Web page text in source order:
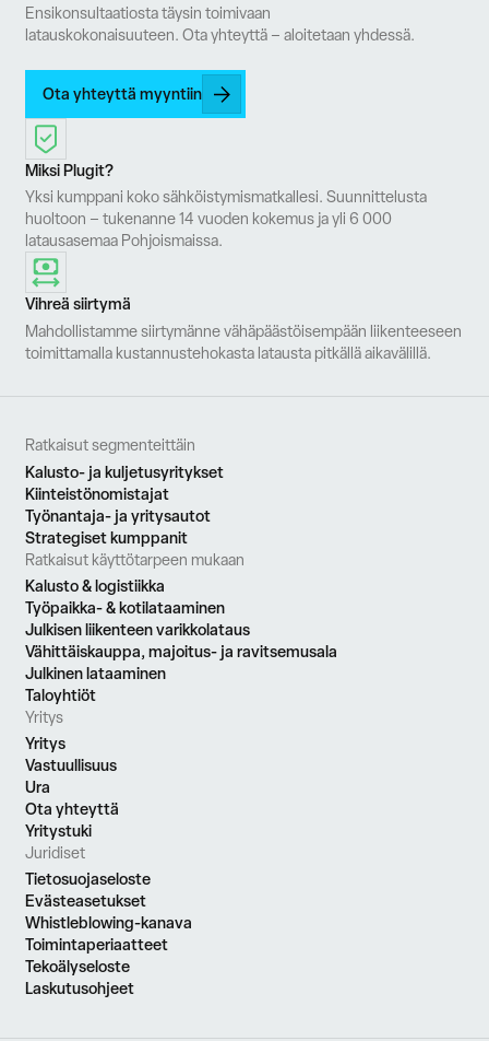
Ensikonsultaatiosta täysin toimivaan
latauskokonaisuuteen. Ota yhteyttä – aloitetaan yhdessä.
Ota yhteyttä myyntiin
Miksi Plugit?
Yksi kumppani koko sähköistymismatkallesi. Suunnittelusta
huoltoon – tukenanne 14 vuoden kokemus ja yli 6 000
latausasemaa Pohjoismaissa.
Vihreä siirtymä
Mahdollistamme siirtymänne vähäpäästöisempään liikenteeseen
toimittamalla kustannustehokasta latausta pitkällä aikavälillä.
Ratkaisut segmenteittäin
Kalusto- ja kuljetusyritykset
Kiinteistönomistajat
Työnantaja- ja yritysautot
Strategiset kumppanit
Ratkaisut käyttötarpeen mukaan
Kalusto & logistiikka
Työpaikka- & kotilataaminen
Julkisen liikenteen varikkolataus
Vähittäiskauppa, majoitus- ja ravitsemusala
Julkinen lataaminen
Taloyhtiöt
Yritys
Yritys
Vastuullisuus
Ura
Ota yhteyttä
Yritystuki
Juridiset
Tietosuojaseloste
Evästeasetukset
Whistleblowing-kanava
Toimintaperiaatteet
Tekoälyseloste
Laskutusohjeet